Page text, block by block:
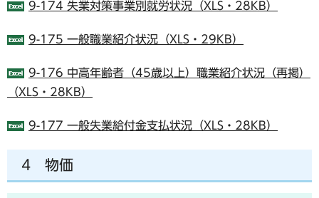
9-174 失業対策事業別就労状況（XLS・28KB）
9-175 一般職業紹介状況（XLS・29KB）
9-176 中高年齢者（45歳以上）職業紹介状況（再掲）
（XLS・28KB）
9-177 一般失業給付金支払状況（XLS・28KB）
4 物価